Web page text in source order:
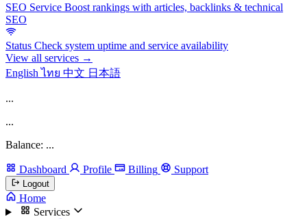
SEO Service Boost rankings with articles, backlinks & technical
SEO
Status Check system uptime and service availability
View all services →
Englishไทย 中文 日本語
...
...
Balance: ...
Dashboard Profile Billing Support
Logout
Home
Services